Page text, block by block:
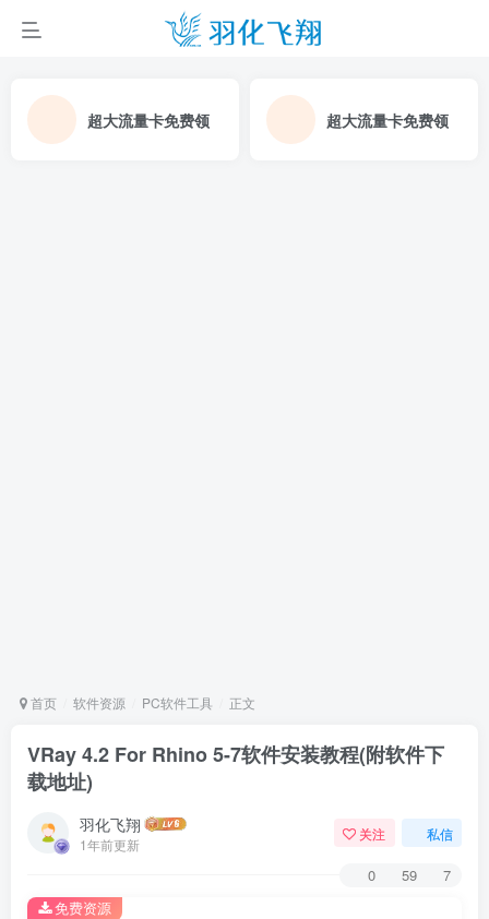
超大流量卡免费领 超大流量卡免费领
首页 软件资源 PC软件工具 正文
VRay 4.2 For Rhino 5-7软件安装教程(附软件下
载地址)
羽化飞翔
1年前更新
关注 私信
0 59 7
免费资源